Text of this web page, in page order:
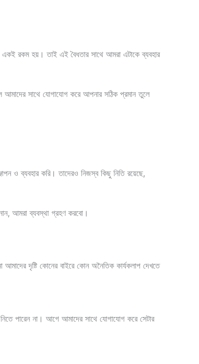
রকম হয়। তাই এই বৈধতার সাথে আমরা এটাকে ব্যবহার
সাথে যোগাযোগ করে আপনার সঠিক প্রমান তুলে
ও ব্যবহার করি। তাদেরও নিজস্ব কিছু নিতি রয়েছে,
আমরা ব্যবস্থা গ্রহণ করবো।
দৃষ্টি কোনের বাইরে কোন অনৈতিক কার্যকলাপ দেখতে
পারেন না। আগে আমাদের সাথে যোগাযোগ করে সেটার